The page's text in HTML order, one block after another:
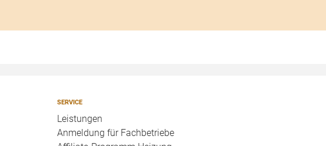
SERVICE
Leistungen
Anmeldung für Fachbetriebe